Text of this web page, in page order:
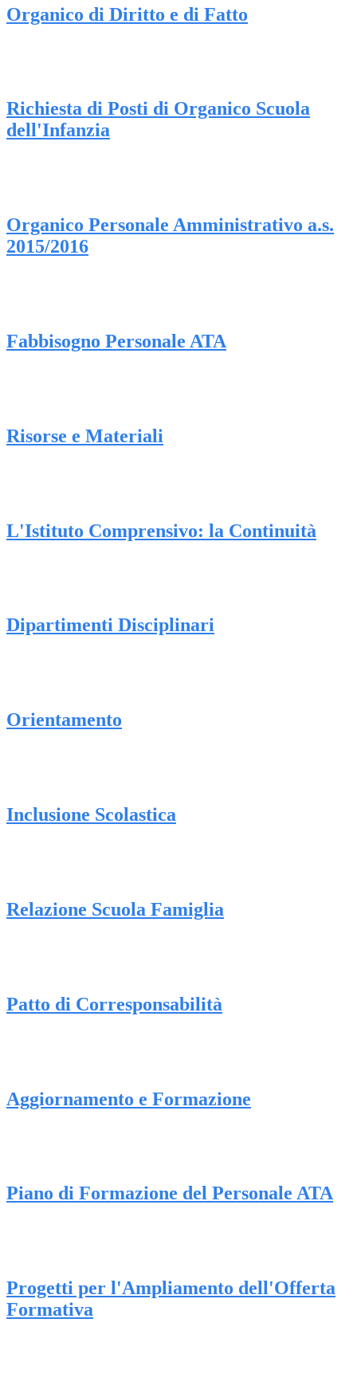
Organico di Diritto e di Fatto
Richiesta di Posti di Organico Scuola
dell'Infanzia
Organico Personale Amministrativo a.s.
2015/2016
Fabbisogno Personale ATA
Risorse e Materiali
L'Istituto Comprensivo: la Continuità
Dipartimenti Disciplinari
Orientamento
Inclusione Scolastica
Relazione Scuola Famiglia
Patto di Corresponsabilità
Aggiornamento e Formazione
Piano di Formazione del Personale ATA
Progetti per l'Ampliamento dell'Offerta
Formativa